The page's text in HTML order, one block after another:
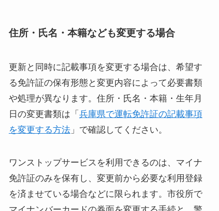
住所・氏名・本籍なども変更する場合
更新と同時に記載事項を変更する場合は、希望す
る免許証の保有形態と変更内容によって必要書類
や処理が異なります。住所・氏名・本籍・生年月
日の変更書類は「 兵庫県で運転免許証の記載事項
を変更する方法」で確認してください。
ワンストップサービスを利用できるのは、マイナ
免許証のみを保有し、変更前から必要な利用登録
を済ませている場合などに限られます。市役所で